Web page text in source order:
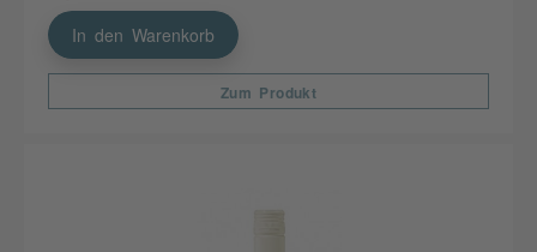
In den Warenkorb
Zum Produkt